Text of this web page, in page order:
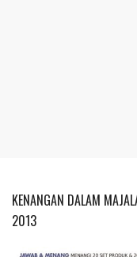
KENANGAN DALAM
2013